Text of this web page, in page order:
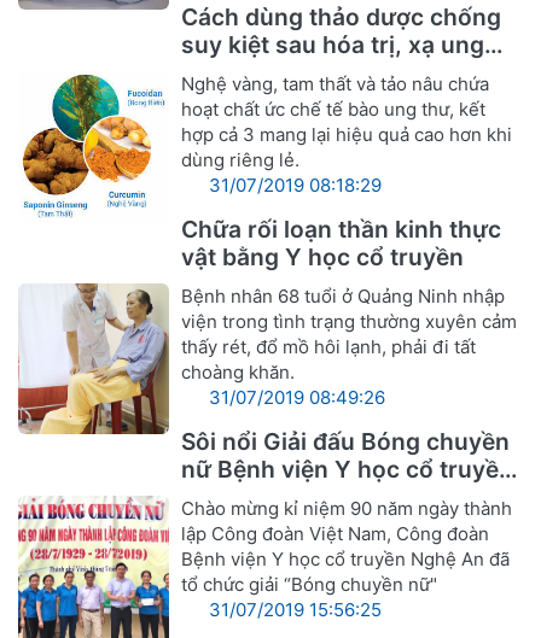
Cách dùng thảo dược chống
suy kiệt sau hóa trị, xạ ung
thư
Nghệ vàng, tam thất và tảo nâu chứa
hoạt chất ức chế tế bào ung thư, kết
hợp cả 3 mang lại hiệu quả cao hơn khi
dùng riêng lẻ.
31/07/2019 08:18:29
Chữa rối loạn thần kinh thực
vật bằng Y học cổ truyền
Bệnh nhân 68 tuổi ở Quảng Ninh nhập
viện trong tình trạng thường xuyên cảm
thấy rét, đổ mồ hôi lạnh, phải đi tất
choàng khăn.
31/07/2019 08:49:26
Sôi nổi Giải đấu Bóng chuyền
nữ Bệnh viện Y học cổ truyền
Nghệ An
Chào mừng kỉ niệm 90 năm ngày thành
lập Công đoàn Việt Nam, Công đoàn
Bệnh viện Y học cổ truyền Nghệ An đã
tổ chức giải “Bóng chuyền nữ"
31/07/2019 15:56:25